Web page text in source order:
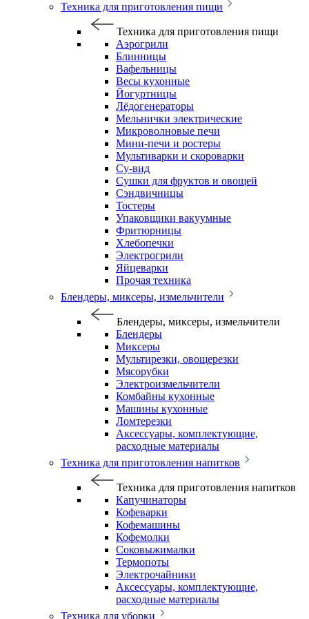
Техника для приготовления пищи
Техника для приготовления пищи
Аэрогрили
Блинницы
Вафельницы
Весы кухонные
Йогуртницы
Лёдогенераторы
Мельнички электрические
Микроволновые печи
Мини-печи и ростеры
Мультиварки и скороварки
Су-вид
Сушки для фруктов и овощей
Сэндвичницы
Тостеры
Упаковщики вакуумные
Фритюрницы
Хлебопечки
Электрогрили
Яйцеварки
Прочая техника
Блендеры, миксеры, измельчители
Блендеры, миксеры, измельчители
Блендеры
Миксеры
Мультирезки, овощерезки
Мясорубки
Электроизмельчители
Комбайны кухонные
Машины кухонные
Ломтерезки
Аксессуары, комплектующие,
расходные материалы
Техника для приготовления напитков
Техника для приготовления напитков
Капучинаторы
Кофеварки
Кофемашины
Кофемолки
Соковыжималки
Термопоты
Электрочайники
Аксессуары, комплектующие,
расходные материалы
Техника для уборки